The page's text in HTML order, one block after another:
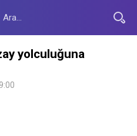
yolculuğuna